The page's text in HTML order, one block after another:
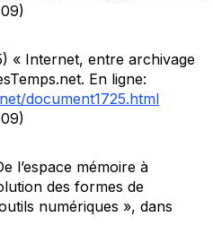
« Internet, entre archivage
. En ligne:
document1725.html
l’espace mémoire à
des formes de
numériques », dans